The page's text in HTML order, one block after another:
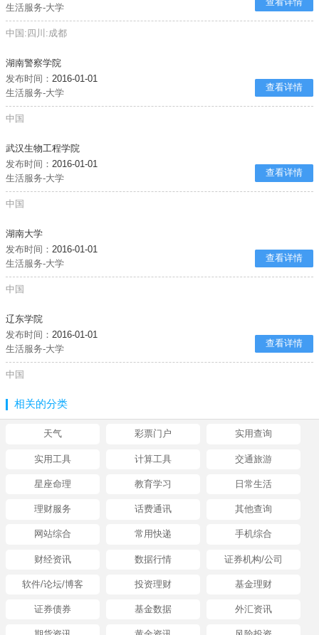
生活服务-大学
中国:四川:成都
湖南警察学院
发布时间：2016-01-01
生活服务-大学
查看详情
中国
武汉生物工程学院
发布时间：2016-01-01
生活服务-大学
查看详情
中国
湖南大学
发布时间：2016-01-01
生活服务-大学
查看详情
中国
辽东学院
发布时间：2016-01-01
生活服务-大学
查看详情
中国
相关的分类
天气 彩票门户 实用查询
实用工具 计算工具 交通旅游
星座命理 教育学习 日常生活
理财服务 话费通讯 其他查询
网站综合 常用快递 手机综合
财经资讯 数据行情 证券机构/公司
软件/论坛/博客 投资理财 基金理财
证券债券 基金数据 外汇资讯